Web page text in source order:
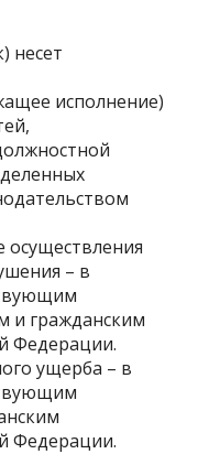
несет
исполнение)
осуществления
– в
и гражданским
Федерации.
ущерба – в
Федерации.